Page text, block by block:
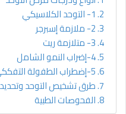
1- التوحد الكلاسيكي
2- ملازمة إسبرجر
3- متلازمة ريت
4-إضراب النمو الشامل
5-إضطراب الطفولة التفككي
طرق تشخيص التوحد
الفحوصات الطبية